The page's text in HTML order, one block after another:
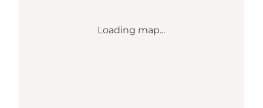
Loading map...